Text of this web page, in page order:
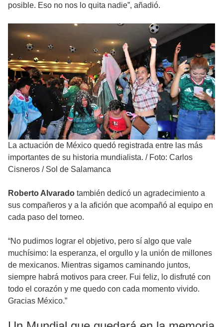
posible. Eso no nos lo quita nadie”, añadió.
La actuación de México quedó registrada entre las más
importantes de su historia mundialista. / Foto: Carlos
Cisneros / Sol de Salamanca
Roberto Alvarado también dedicó un agradecimiento a
sus compañeros y a la afición que acompañó al equipo en
cada paso del torneo.
“No pudimos lograr el objetivo, pero sí algo que vale
muchísimo: la esperanza, el orgullo y la unión de millones
de mexicanos. Mientras sigamos caminando juntos,
siempre habrá motivos para creer. Fui feliz, lo disfruté con
todo el corazón y me quedo con cada momento vivido.
Gracias México.”